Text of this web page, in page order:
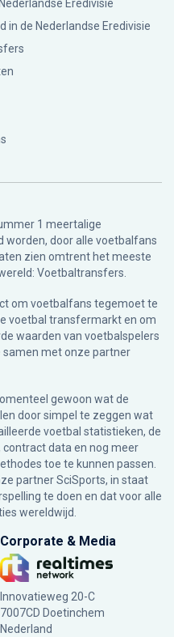
Eredivisie
in de Nederlandse Eredivisie
1 meertalige
worden, door alle voetbalfans
zien omtrent het meeste
Voetbaltransfers.
om voetbalfans tegemoet te
voetbal transfermarkt en om
waarden van voetbalspelers
samen met onze partner
gewoon wat de
door simpel te zeggen wat
voetbal statistieken, de
contract data en nog meer
toe te kunnen passen.
partner SciSports, in staat
te doen en dat voor alle
wereldwijd.
Corporate & Media
Innovatieweg 20-C
7007CD Doetinchem
Nederland